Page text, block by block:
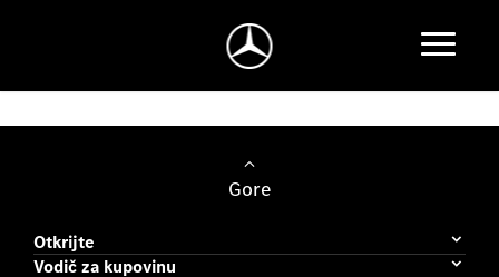
Gore
Otkrijte
Vodič za kupovinu